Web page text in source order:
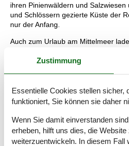
ihren Pinienwäldern und
und Schlössern gezierte Küste der
nur der Anfang.
Auch zum Urlaub am Mittelmeer
Küste. Dazu zählt die wunderschöne
Westlich von Marseille wartet der
Küstenstädten Perpignan,
wildromantischen Rhone-Delta und
Salzmarschen der Camargue auf.
liegt Ihr Bungalow in Frankreich am
Zustimmung
Essentielle Cookies stellen sicher,
funktioniert, Sie können sie daher
Wenn Sie damit einverstanden
erheben, hilft uns dies, die
weiterzuentwickeln. In diesem Fall